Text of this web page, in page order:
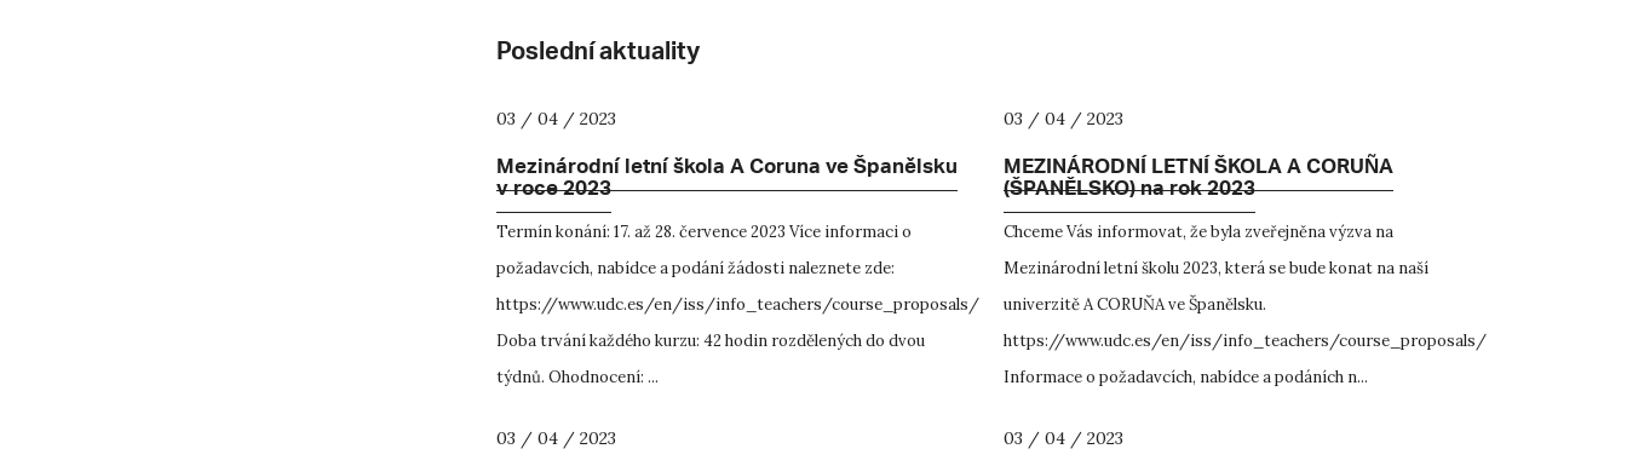
Poslední aktuality
03 / 04 / 2023
Mezinárodní letní škola A Coruna ve Španělsku
v roce 2023
Termín konání: 17. až 28. července 2023 Více informaci o
požadavcích, nabídce a podání žádosti naleznete zde:
https://www.udc.es/en/iss/info_teachers/course_proposals/
Doba trvání každého kurzu: 42 hodin rozdělených do dvou
týdnů. Ohodnocení: ...
03 / 04 / 2023
MEZINÁRODNÍ LETNÍ ŠKOLA A CORUÑA
(ŠPANĚLSKO) na rok 2023
Chceme Vás informovat, že byla zveřejněna výzva na
Mezinárodní letní školu 2023, která se bude konat na naší
univerzitě A CORUŇA ve Španělsku.
https://www.udc.es/en/iss/info_teachers/course_proposals/
Informace o požadavcích, nabídce a podáních n...
03 / 04 / 2023 03 / 04 / 2023